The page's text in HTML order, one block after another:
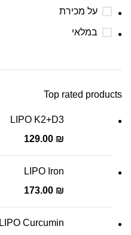
על מכירת
במלאי
Top rated products
LIPO K2+D3
129.00 ₪
LIPO Iron
173.00 ₪
LIPO Curcumin